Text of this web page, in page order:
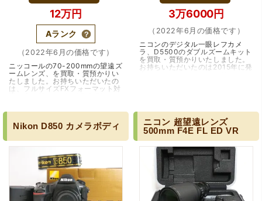
（大阪府池田市）とても親切で丁寧な対応に感激いたしま
した。質屋さんはわりと利用して(主に中古品の購入)慣れて
いましたが、今までの質屋さんとは全く違う、とても良い
印象でした。何度でも伺いたくなりました。この度は、本
当にありがとうございました。
12万円
Aランク
（2022年6月の価格です）
ニッコールの70-200mmの望遠ズ
ームレンズ、を買取・質預かりい
たしました。お持ちいただいたの
は、フルサイズFXフォーマット対
域を通して開放F値2.…（兵庫・伊
3万6000円
（2022年6月の価格です）
ニコンのデジタル一眼レフカメ
ラ、D5500のダブルズームキット
を買取・質預かりいたしました。
お持ちいただいたのは2015年に発
Nikon D850 カメラボディ ニコン 超望遠レンズ
500mm F4E FL ED VR